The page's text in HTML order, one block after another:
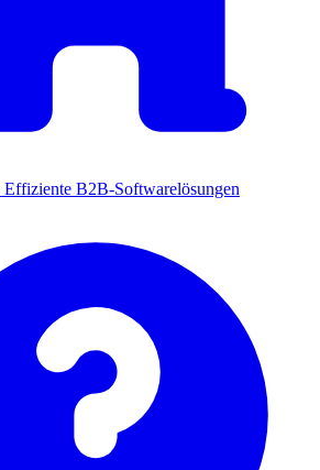
Effiziente B2B-Softwarelösungen